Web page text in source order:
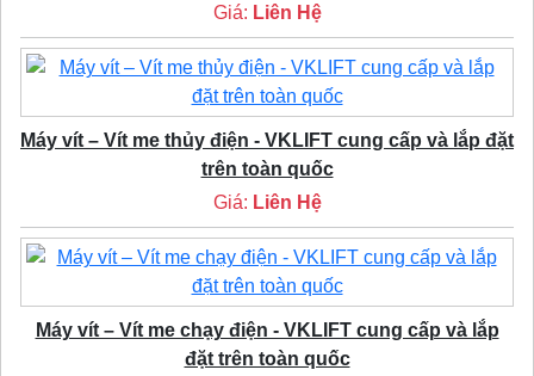
Giá: Liên Hệ
Máy vít – Vít me thủy điện - VKLIFT cung cấp và lắp đặt
trên toàn quốc
Giá: Liên Hệ
Máy vít – Vít me chạy điện - VKLIFT cung cấp và lắp
đặt trên toàn quốc